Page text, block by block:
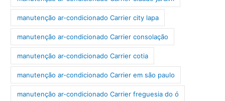
manutenção ar-condicionado Carrier city lapa
manutenção ar-condicionado Carrier consolação
manutenção ar-condicionado Carrier cotia
manutenção ar-condicionado Carrier em são paulo
manutenção ar-condicionado Carrier freguesia do ó